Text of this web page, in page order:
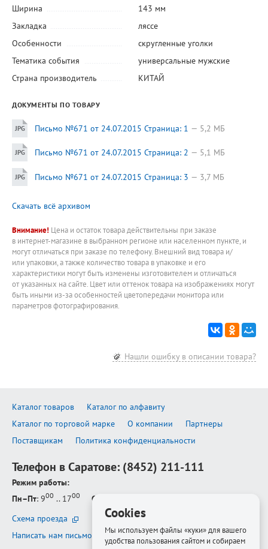
Ширина
143 мм
Закладка
ляссе
Особенности
скругленные уголки
Тематика события
универсальные мужские
Страна производитель
КИТАЙ
ДОКУМЕНТЫ ПО ТОВАРУ
Письмо №671 от 24.07.2015 Страница: 1 5,2 МБ
Письмо №671 от 24.07.2015 Страница: 2 5,1 МБ
Письмо №671 от 24.07.2015 Страница: 3 3,7 МБ
Скачать всё архивом
Внимание! Цена и остаток товара действительны при заказе
в интернет-магазине в выбранном регионе или населенном пункте, и
могут отличаться при заказе по телефону. Внешний вид товара и/
или упаковки, а также количество товара в упаковке и его
характеристики могут быть изменены изготовителем и отличаться
от указанных на сайте. Цвет или оттенок товара на изображениях могут
быть иными из-за особенностей цветопередачи монитора или
параметров фотографирования.
Нашли ошибку в описании товара?
Каталог товаров
Каталог по алфавиту
Каталог по торговой марке
О компании
Партнеры
Поставщикам
Политика конфиденциальности
Телефон в Саратове: (8452) 211-111
Режим работы:
Пн–Пт: 900 .. 1700 Сб–Вс
Схема проезда
Написать нам письмо
Cookies
Мы используем файлы «куки» для вашего
удобства пользования сайтом и собираем